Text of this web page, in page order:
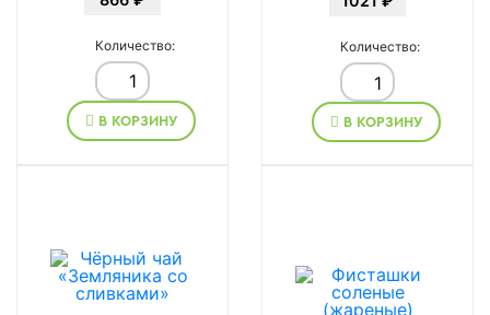
Количество:
В КОРЗИНУ
Количество:
В КОРЗИНУ